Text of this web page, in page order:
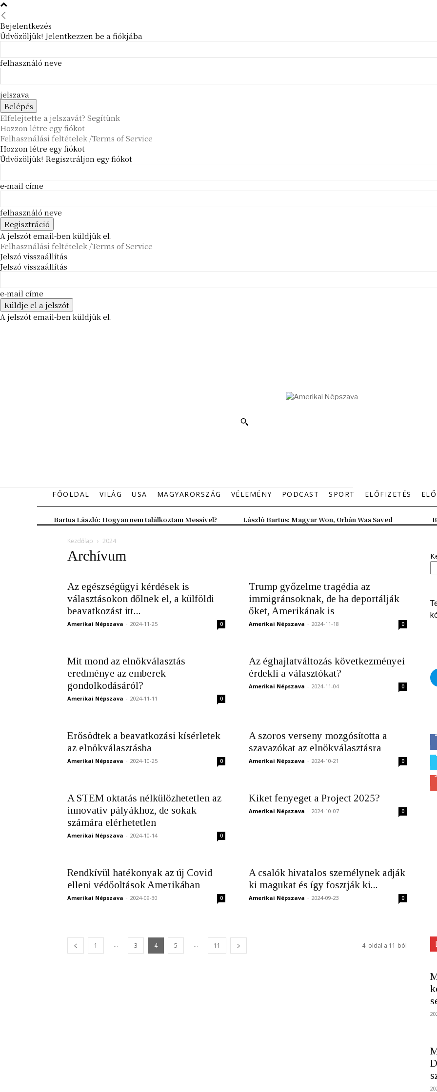
Bejelentkezés
Üdvözöljük! Jelentkezzen be a fiókjába
felhasználó neve
jelszava
Elfelejtette a jelszavát? Segítünk
Hozzon létre egy fiókot
Felhasználási feltételek /Terms of Service
Hozzon létre egy fiókot
Üdvözöljük! Regisztráljon egy fiókot
e-mail címe
felhasználó neve
A jelszót email-ben küldjük el.
Felhasználási feltételek /Terms of Service
Jelszó visszaállítás
Jelszó visszaállítás
e-mail címe
A jelszót email-ben küldjük el.
FŐOLDAL VILÁG USA MAGYARORSZÁG VÉLEMÉNY PODCAST SPORT ELŐFIZETÉS
Bartus László: Hogyan nem találkoztam Messivel? László Bartus: Magyar Won, Orbán Was Saved
Kezdőlap 2024
Archívum
Az egészségügyi kérdések is
választásokon dőlnek el, a külföldi
beavatkozást itt...
Amerikai Népszava - 2024-11-25 0
Trump győzelme tragédia az
immigránsoknak, de ha deportálják
őket, Amerikának is
Amerikai Népszava - 2024-11-18 0
Mit mond az elnökválasztás
eredménye az emberek
gondolkodásáról?
Amerikai Népszava - 2024-11-11 0
Az éghajlatváltozás következményei
érdekli a választókat?
Amerikai Népszava - 2024-11-04 0
Erősödtek a beavatkozási kísérletek
az elnökválasztásba
Amerikai Népszava - 2024-10-25 0
A szoros verseny mozgósította a
szavazókat az elnökválasztásra
Amerikai Népszava - 2024-10-21 0
A STEM oktatás nélkülözhetetlen az
innovatív pályákhoz, de sokak
számára elérhetetlen
Amerikai Népszava - 2024-10-14 0
Kiket fenyeget a Project 2025?
Amerikai Népszava - 2024-10-07 0
Rendkívül hatékonyak az új Covid
elleni védőoltások Amerikában
Amerikai Népszava - 2024-09-30 0
A csalók hivatalos személynek adják
ki magukat és így fosztják ki...
Amerikai Népszava - 2024-09-23 0
1 ... 3 4 5 ... 11 4. oldal a 11-ból